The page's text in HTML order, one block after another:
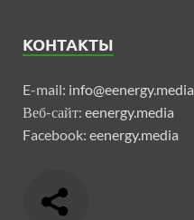
КОНТАКТЫ
E-mail: info@eenergy.media
Веб-сайт: eenergy.media
Facebook: eenergy.media